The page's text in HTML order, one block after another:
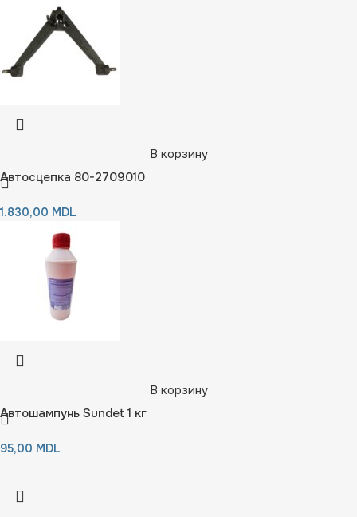
В корзину
Автосцепка 80-2709010
1.830,00 MDL
В корзину
Автошампунь Sundet 1 кг
95,00 MDL